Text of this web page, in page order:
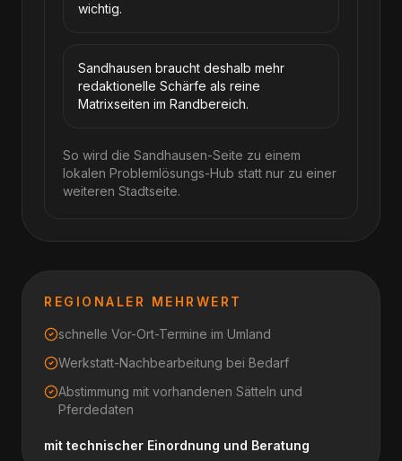
wichtig.
Sandhausen braucht deshalb mehr
redaktionelle Schärfe als reine
Matrixseiten im Randbereich.
So wird die Sandhausen-Seite zu einem
lokalen Problemlösungs-Hub statt nur zu einer
weiteren Stadtseite.
REGIONALER MEHRWERT
schnelle Vor-Ort-Termine im Umland
Werkstatt-Nachbearbeitung bei Bedarf
Abstimmung mit vorhandenen Sätteln und
Pferdedaten
mit technischer Einordnung und Beratung